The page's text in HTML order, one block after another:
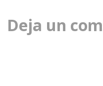
la
entrada
Deja un